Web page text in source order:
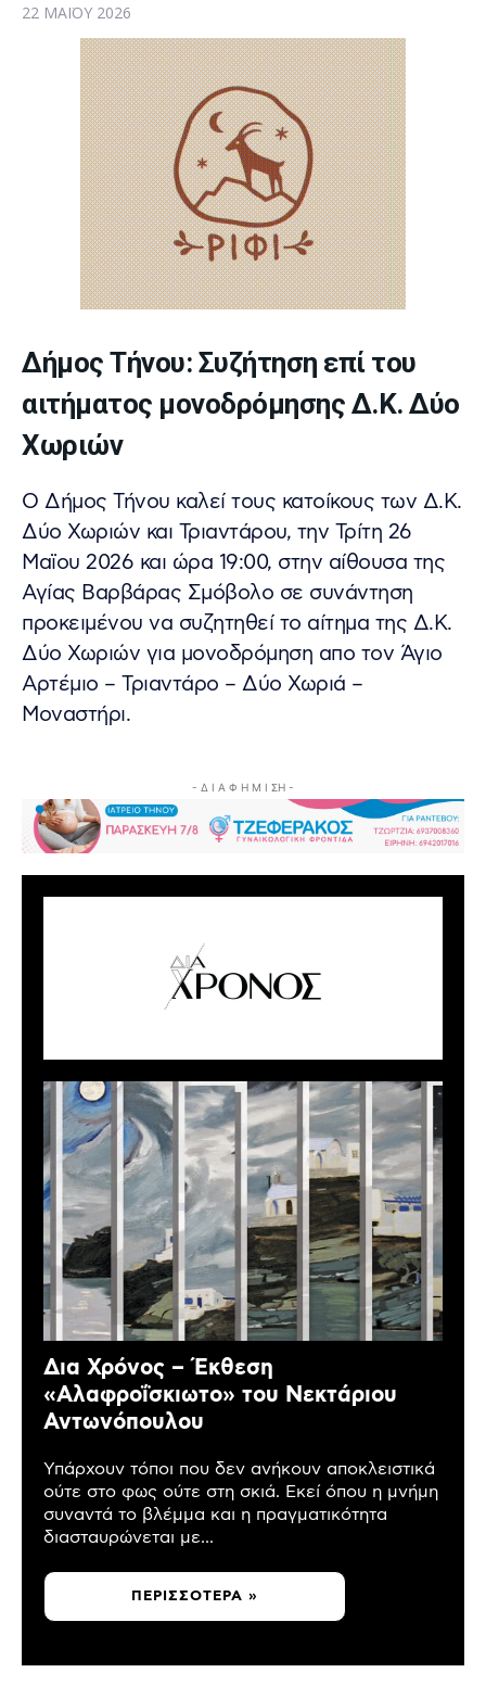
22 ΜΑΪ́ΟΥ 2026
Δήμος Τήνου: Συζήτηση επί του
αιτήματος μονοδρόμησης Δ.Κ. Δύο
Χωριών
Ο Δήμος Τήνου καλεί τους κατοίκους των Δ.Κ.
Δύο Χωριών και Τριαντάρου, την Τρίτη 26
Μαϊου 2026 και ώρα 19:00, στην αίθουσα της
Αγίας Βαρβάρας Σμόβολο σε συνάντηση
προκειμένου να συζητηθεί το αίτημα της Δ.Κ.
Δύο Χωριών για μονοδρόμηση απο τον Άγιο
Αρτέμιο – Τριαντάρο – Δύο Χωριά –
Μοναστήρι.
- Δ Ι Α Φ Η Μ Ι ΣΗ -
Δια Χρόνος – Έκθεση
«Αλαφροΐσκιωτο» του Νεκτάριου
Αντωνόπουλου
Υπάρχουν τόποι που δεν ανήκουν αποκλειστικά
ούτε στο φως ούτε στη σκιά. Εκεί όπου η μνήμη
συναντά το βλέμμα και η πραγματικότητα
διασταυρώνεται με...
ΠΕΡΙΣΣΌΤΕΡΑ »